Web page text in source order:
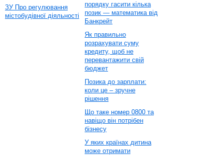
ЗУ Про регулювання
містобудівної діяльності
порядку гасити кілька
позик — математика від
Банкрейт
Як правильно
розрахувати суму
кредиту, щоб не
перевантажити свій
бюджет
Позика до зарплати:
коли це – зручне
рішення
Що таке номер 0800 та
навіщо він потрібен
бізнесу
У яких країнах дитина
може отримати